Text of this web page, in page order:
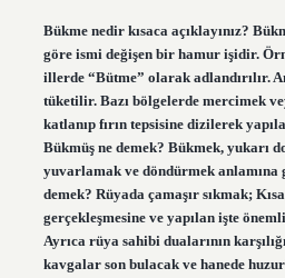
Bükme nedir kısaca açıklayınız?
göre ismi değişen bir hamur işidir.
illerde “Bütme” olarak adlandırılır.
tüketilir. Bazı bölgelerde mercimek
katlanıp fırın tepsisine dizilerek
Bükmüş ne demek? Bükmek, yukarı
yuvarlamak ve döndürmek anlamına
demek? Rüyada çamaşır sıkmak;
gerçekleşmesine ve yapılan işte
Ayrıca rüya sahibi dualarının
kavgalar son bulacak ve hanede